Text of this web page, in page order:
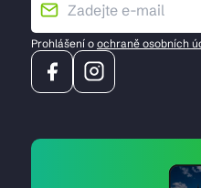
Prohlášení o ochraně osobních